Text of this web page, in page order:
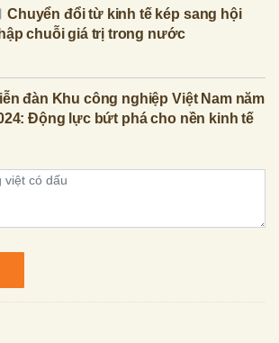
Chuyển đổi từ kinh tế kép sang hội
chuỗi giá trị trong nước
đàn Khu công nghiệp Việt Nam năm
Động lực bứt phá cho nền kinh tế